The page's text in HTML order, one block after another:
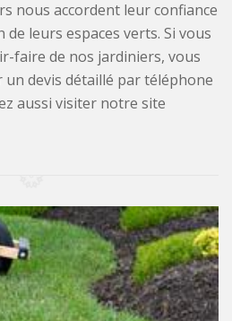
nous accordent leur confiance
leurs espaces verts. Si vous
faire de nos jardiniers, vous
un devis détaillé par téléphone
aussi visiter notre site